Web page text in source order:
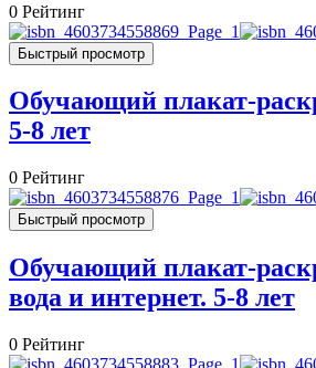
0 Рейтинг
Быстрый просмотр
Обучающий плакат-
5-8 лет
0 Рейтинг
Быстрый просмотр
Обучающий плакат-
вода и интернет. 5-8 лет
0 Рейтинг